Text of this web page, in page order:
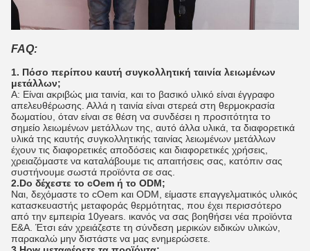
FAQ:
1. Πόσο περίπου καυτή συγκολλητική ταινία λειωμένων
μετάλλων;
Α: Είναι ακριβώς μια ταινία, και το βασικό υλικό είναι έγγραφο
απελευθέρωσης. Αλλά η ταινία είναι στερεά στη θερμοκρασία
δωματίου, όταν είναι σε θέση να συνδέσει η προσιτότητα το
σημείο λειωμένων μετάλλων της, αυτό άλλα υλικά, τα διαφορετικά
υλικά της καυτής συγκολλητικής ταινίας λειωμένων μετάλλων
έχουν τις διαφορετικές αποδόσεις και διαφορετικές χρήσεις,
χρειαζόμαστε να καταλάβουμε τις απαιτήσεις σας, κατόπιν σας
συστήνουμε σωστά προϊόντα σε σας.
2.Do δέχεστε το cOem ή το ODM;
Ναι, δεχόμαστε το cOem και ODM, είμαστε επαγγελματικός υλικός
κατασκευαστής μεταφοράς θερμότητας, που έχει περισσότερο
από την εμπειρία 10years. ικανός να σας βοηθήσει νέα προϊόντα
Ε&Α. Έτσι εάν χρειάζεστε τη σύνδεση μερικών ειδικών υλικών,
παρακαλώ μην διστάστε να μας ενημερώσετε.